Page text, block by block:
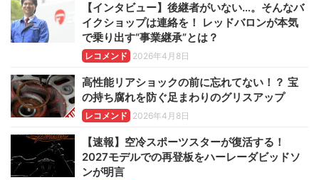
【インタビュー】後継者がいない…。そんなバ
イクショップは連絡を！ レッドバロンが本気
で乗り出す“事業継承”とは？
レコメンド 2026年4月8日
高性能リアショックの前に忘れてない！？ 宝
の持ち腐れを防ぐ足まわりのグリスアップ
レコメンド 2026年4月8日
【速報】空冷スポーツスターが復活する！
2027モデルでの再登板をハーレーダビッドソ
ンが明言